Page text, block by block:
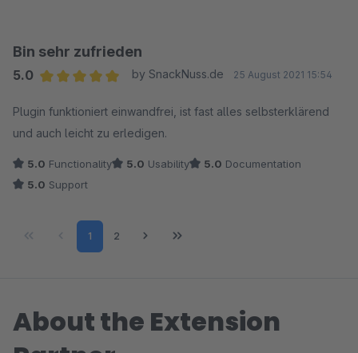
Mein Fazit: Ein tolles, nützliches Plugin und hervorragender
Viele Grüße
Joachim
Bin sehr zufrieden
5.0
by SnackNuss.de 25 August 2021 15:54
Plugin funktioniert einwandfrei, ist fast alles selbsterklärend
und auch leicht zu erledigen.
5.0 Functionality 5.0 Usability 5.0 Documentation
5.0 Support
Page
1 Page
2
About the Extension